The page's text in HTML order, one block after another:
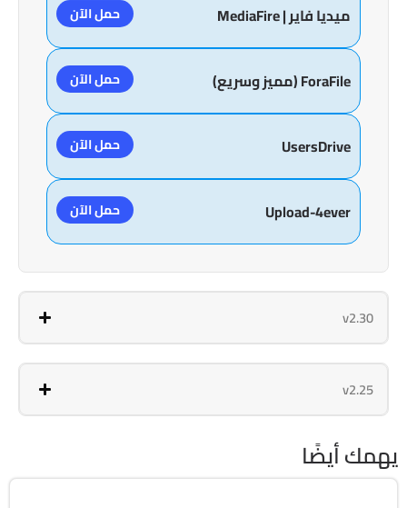
ميديا فاير | MediaFire حمل الآن
ForaFile (مميز وسريع) حمل الآن
UsersDrive حمل الآن
Upload-4ever حمل الآن
v2.30
v2.25
يهمك أيضًا